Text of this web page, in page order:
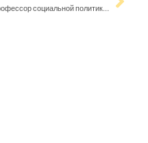
Профессор социальной политики предупреждает: враждебная риторика о мигрантах угрожает демократии